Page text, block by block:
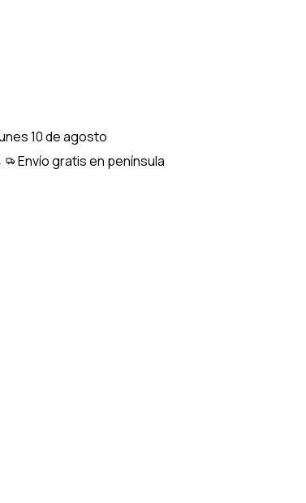
10 de agosto
Envío gratis en península